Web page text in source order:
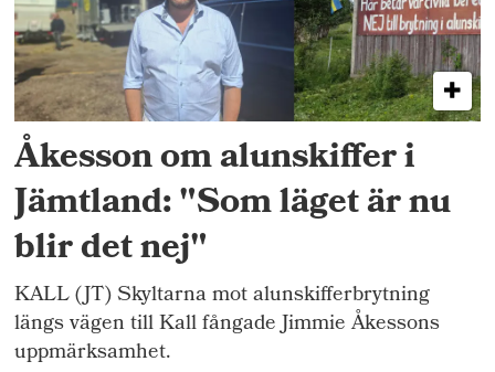
Åkesson om alunskiffer i
Jämtland: "Som läget är nu
blir det nej"
KALL (JT) Skyltarna mot alunskifferbrytning
längs vägen till Kall fångade Jimmie Åkessons
uppmärksamhet.